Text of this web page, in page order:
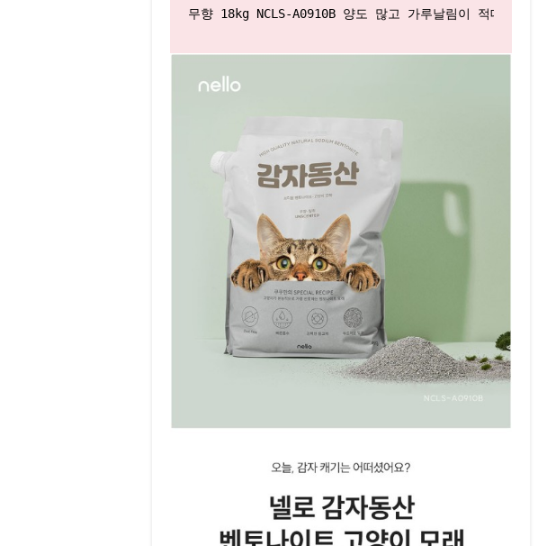
무향 18kg NCLS-A0910B 양도 많고 가루날림이 적대요